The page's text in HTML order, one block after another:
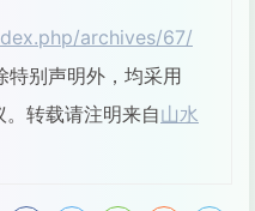
archives/67/
特别声明外，均采用
。转载请注明来自山水